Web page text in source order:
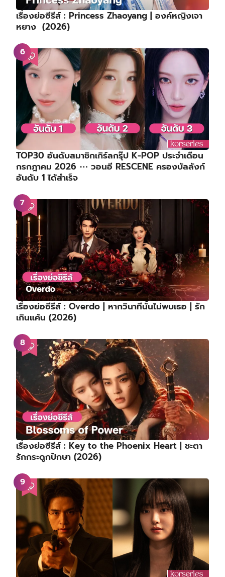
เรื่องย่อซีรีส์ : Princess Zhaoyang | องค์หญิงเจา
หยาง (2026)
TOP30 อันดับสมาชิกเกิร์ลกรุ๊ป K-POP ประจำเดือน
กรกฎาคม 2026 ⋯ วอนอี RESCENE ครองบัลลังก์
อันดับ 1 ได้สำเร็จ
เรื่องย่อซีรีส์ : Overdo | หากวินาทีนั้นไม่พบเธอ | รัก
เกินแค้น (2026)
เรื่องย่อซีรีส์ : Key to the Phoenix Heart | ชะตา
รักกระดูกปักษา (2026)